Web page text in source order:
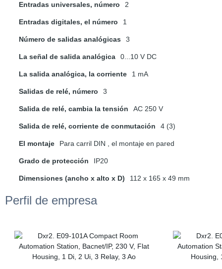
Entradas universales, número 2
Entradas digitales, el número 1
Número de salidas analógicas 3
La señal de salida analógica 0...10 V DC
La salida analógica, la corriente 1 mA
Salidas de relé, número 3
Salida de relé, cambia la tensión AC 250 V
Salida de relé, corriente de conmutación 4 (3)
El montaje Para carril DIN , el montaje en pared
Grado de protección IP20
Dimensiones (ancho x alto x D) 112 x 165 x 49 mm
Perfil de empresa